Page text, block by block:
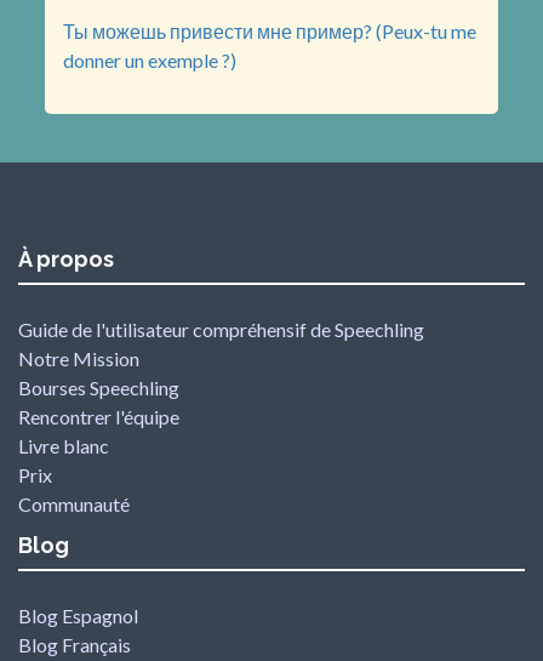
Ты можешь привести мне пример? (Peux-tu me
donner un exemple ?)
À propos
Guide de l'utilisateur compréhensif de Speechling
Notre Mission
Bourses Speechling
Rencontrer l'équipe
Livre blanc
Prix
Communauté
Blog
Blog Espagnol
Blog Français